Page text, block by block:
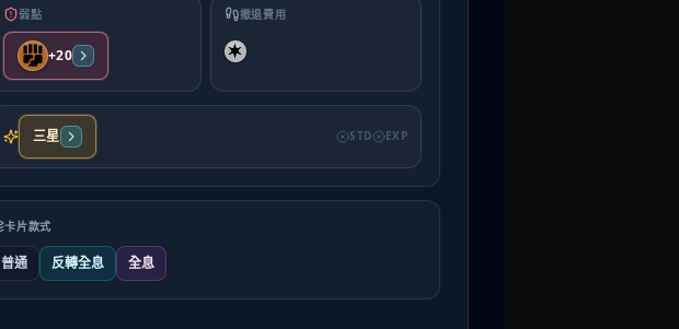
弱點
+20
撤退費用
三星 STD EXP
卡片款式
普通 反轉全息 全息